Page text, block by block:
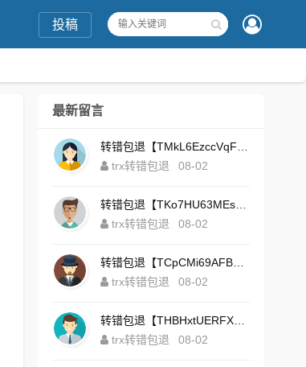
投稿
最新留言
trx转错包退
08-02
trx转错包退
08-02
trx转错包退
08-02
trx转错包退
08-02